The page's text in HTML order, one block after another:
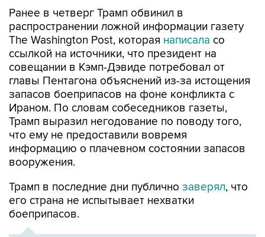
Ранее в четверг Трамп обвинил в
распространении ложной информации газету
The Washington Post, которая написала со
ссылкой на источники, что президент на
совещании в Кэмп-Дэвиде потребовал от
главы Пентагона объяснений из-за истощения
запасов боеприпасов на фоне конфликта с
Ираном. По словам собеседников газеты,
Трамп выразил негодование по поводу того,
что ему не предоставили вовремя
информацию о плачевном состоянии запасов
вооружения.
Трамп в последние дни публично заверял, что
его страна не испытывает нехватки
боеприпасов.